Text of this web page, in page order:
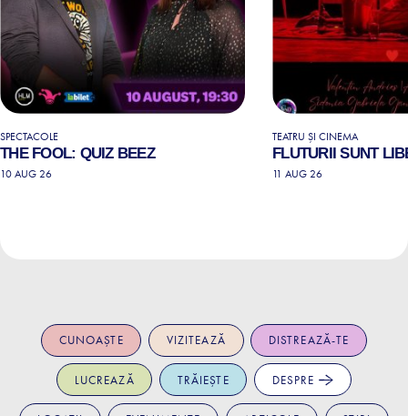
SPECTACOLE
THE FOOL: QUIZ BEEZ
10 AUG 26
TEATRU ȘI CINEMA
FLUTURII SUNT
11 AUG 26
CUNOAȘTE VIZITEAZĂ DISTREAZĂ-TE
LUCREAZĂ TRĂIEȘTE DESPRE